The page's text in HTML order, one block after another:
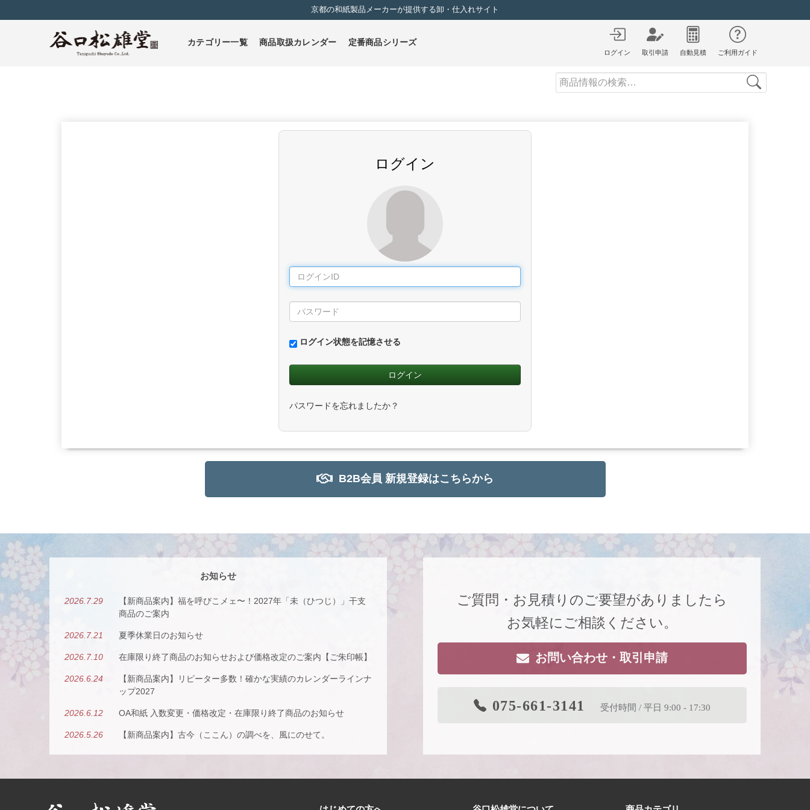
京都の和紙製品メーカーが提供する卸・仕入れサイト
カテゴリー一覧 商品取扱カレンダー 定番商品シリーズ
ログイン 取引申請 自動見積 ご利用ガイド
Search
ログイン
ログイン状態を記憶させる
パスワードを忘れましたか？
B2B会員 新規登録はこちらから
お知らせ
2026.7.29
【新商品案内】福を呼びこメェ〜！2027年「未（ひつじ）」干支
商品のご案内
2026.7.21 夏季休業日のお知らせ
2026.7.10 在庫限り終了商品のお知らせおよび価格改定のご案内【ご朱印帳】
2026.6.24
【新商品案内】リピーター多数！確かな実績のカレンダーラインナ
ップ2027
2026.6.12 OA和紙 入数変更・価格改定・在庫限り終了商品のお知らせ
2026.5.26 【新商品案内】古今（ここん）の調べを、風にのせて。
2026.4.22
【新商品案内】派手すぎないがちょうどいい、風も色も透ける、和
ご質問・お見積りのご要望がありましたら
お気軽にご相談ください。
お問い合わせ・取引申請
075-661-3141 受付時間 / 平日 9:00 - 17:30